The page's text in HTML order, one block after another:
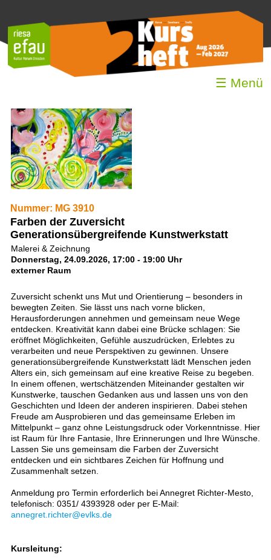
☰ Menü
Nummer: MG 3910
Farben der Zuversicht
Generationsübergreifende Kunstwerkstatt
Malerei & Zeichnung
Donnerstag, 24.09.2026, 17:00 - 19:00 Uhr
externer Raum
Zuversicht schenkt uns Mut und Orientierung – besonders in
bewegten Zeiten. Sie lässt uns nach vorne blicken,
Herausforderungen annehmen und gemeinsam neue Wege
entdecken. Kreativität kann dabei eine Brücke schlagen: Sie
eröffnet Möglichkeiten, Gefühle auszudrücken, Erlebtes zu
verarbeiten und neue Perspektiven zu gewinnen. Unsere
generationsübergreifende Kunstwerkstatt lädt Menschen jeden
Alters ein, sich gemeinsam auf eine kreative Reise zu begeben.
In einem offenen, wertschätzenden Miteinander gestalten wir
Kunstwerke, tauschen Gedanken aus und lassen uns von den
Geschichten und Ideen der anderen inspirieren. Dabei stehen
Freude am Ausprobieren und das gemeinsame Erleben im
Mittelpunkt – ganz ohne Leistungsdruck oder Vorkenntnisse. Hier
ist Raum für Ihre Fantasie, Ihre Erinnerungen und Ihre Wünsche.
Lassen Sie uns gemeinsam die Farben der Zuversicht
entdecken und ein sichtbares Zeichen für Hoffnung und
Zusammenhalt setzen.
Anmeldung pro Termin erforderlich bei Annegret Richter-Mesto,
telefonisch: 0351/ 4393928 oder per E-Mail:
annegret.richter@evlks.de
Kursleitung: